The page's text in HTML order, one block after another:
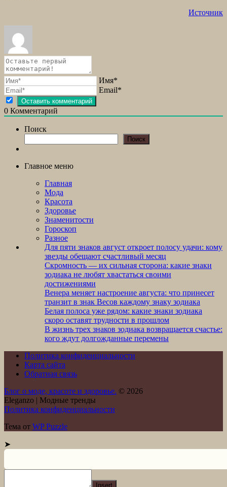
Источник
Имя*
Email*
0 Комментарий
Поиск
Поиск
Главное меню
Главная
Мода
Красота
Здоровье
Знаменитости
Гороскоп
Разное
Для пяти знаков август откроет полосу удачи: кому
звезды обещают счастливый месяц
Скромность — их сильная сторона: какие знаки
зодиака не любят хвастаться своими
достижениями
Венера меняет настроение августа: что принесет
транзит в знак Весов каждому знаку зодиака
Белая полоса уже рядом: какие знаки зодиака
скоро оставят трудности в прошлом
В жизнь трех знаков зодиака возвращается счастье:
кого ждут долгожданные перемены
Политика конфиденциальности
Карта сайта
Обратная связь
Блог о моде, красоте и здоровье. © 2026
Eleganzo | Модные тренды
Политика конфиденциальности
Тема от WP Puzzle
➤
Insert